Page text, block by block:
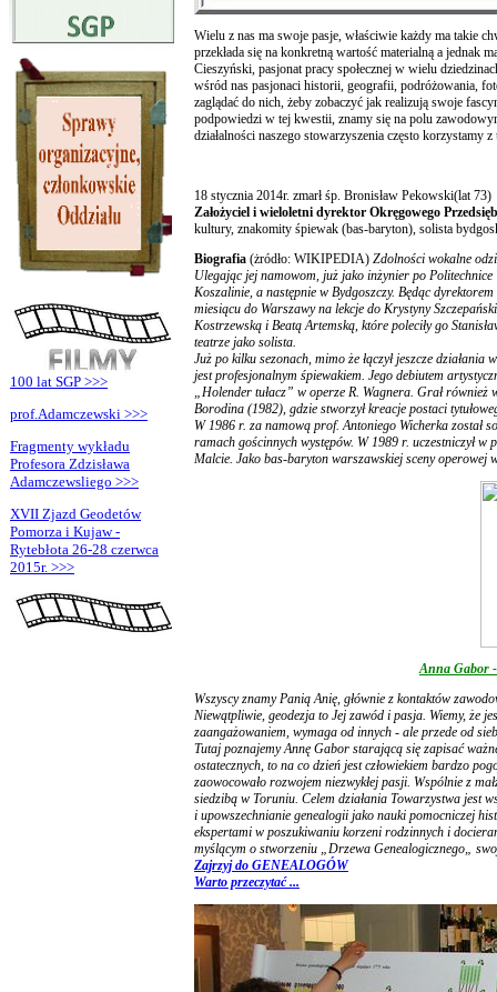
100 lat SGP >>>
prof.Adamczewski >>>
Fragmenty wykładu
Profesora Zdzisława
Adamczewsliego >>>
XVII Zjazd Geodetów
Pomorza i Kujaw -
Rytebłota 26-28 czerwca
2015r. >>>
Wielu z nas ma swoje pasje, właściwie każdy ma takie
przekłada się na konkretną wartość materialną a jednak
Cieszyński, pasjonat pracy społecznej w wielu
wśród nas pasjonaci historii, geografii, podróżowania,
zaglądać do nich, żeby zobaczyć jak realizują swoje
podpowiedzi w tej kwestii, znamy się na polu
działalności naszego stowarzyszenia często korzystamy
18 stycznia 2014r. zmarł śp. Bronisław Pekowski(lat 73)
Założyciel i wieloletni dyrektor Okręgowego
kultury, znakomity śpiewak (bas-baryton), solista
Biografia (żródło: WIKIPEDIA) Zdolności wokalne
Ulegając jej namowom, już jako inżynier po
Koszalinie, a następnie w Bydgoszczy. Będąc
miesiącu do Warszawy na lekcje do Krystyny
Kostrzewską i Beatą Artemską, które poleciły go
teatrze jako solista.
Już po kilku sezonach, mimo że łączył jeszcze
jest profesjonalnym śpiewakiem. Jego debiutem
„Holender tułacz” w operze R. Wagnera. Grał
Borodina (1982), gdzie stworzył kreacje postaci
W 1986 r. za namową prof. Antoniego Wicherka został
ramach gościnnych występów. W 1989 r. uczestniczył w
Malcie. Jako bas-baryton warszawskiej sceny operowej
Anna Gabor
Wszyscy znamy Panią Anię, głównie z kontaktów
Niewątpliwie, geodezja to Jej zawód i pasja. Wiemy, że
zaangażowaniem, wymaga od innych - ale przede od
Tutaj poznajemy Annę Gabor starającą się zapisać
ostatecznych, to na co dzień jest człowiekiem bardzo
zaowocowało rozwojem niezwykłej pasji. Wspólnie z
siedzibą w Toruniu. Celem działania Towarzystwa jest
i upowszechnianie genealogii jako nauki pomocniczej
ekspertami w poszukiwaniu korzeni rodzinnych i
myślącym o stworzeniu „Drzewa Genealogicznego„
Zajrzyj do GENEALOGÓW
Warto przeczytać ...